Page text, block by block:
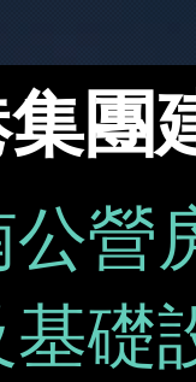
營
礎
團